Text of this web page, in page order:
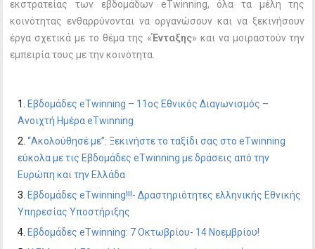
εκστρατείας των εβδομάδων eTwinning, όλα τα μέλη της
κοινότητας ενθαρρύνονται να οργανώσουν και να ξεκινήσουν
έργα σχετικά με το θέμα της «Ένταξης» και να μοιραστούν την
εμπειρία τους με την κοινότητα.
Εβδομάδες eTwinning – 11ος Εθνικός Διαγωνισμός –
Ανοιχτή Ημέρα eTwinning
“Ακολούθησέ με”: Ξεκινήστε το ταξίδι σας στο eTwinning
εύκολα με τις Εβδομάδες eTwinning με δράσεις από την
Ευρώπη και την Ελλάδα
Εβδομάδες eTwinning!!!- Δραστηριότητες ελληνικής Εθνικής
Υπηρεσίας Υποστήριξης
Εβδομάδες eTwinning: 7 Οκτωβρίου- 14 Νοεμβρίου!